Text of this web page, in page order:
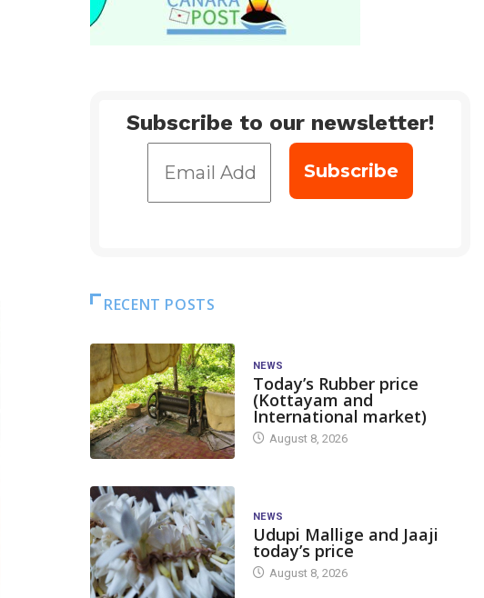
Subscribe to our newsletter!
RECENT POSTS
NEWS
Today’s Rubber price
(Kottayam and
International market)
August 8, 2026
NEWS
Udupi Mallige and Jaaji
today’s price
August 8, 2026